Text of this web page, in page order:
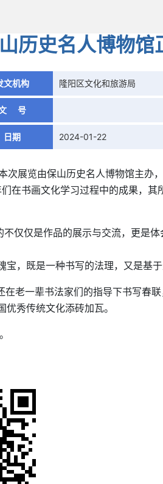
历史名人博物馆
文机构 隆阳区文化和旅游局
号
日期 2024-01-22
次展览由保山历史名人博物馆主办
在书画文化学习过程中的成果，其
仅仅是作品的展示与交流，更是
，既是一种书写的法理，又是基于
老一辈书法家们的指导下书写春
秀传统文化添砖加瓦。